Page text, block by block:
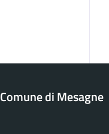
Comune di Mesagne